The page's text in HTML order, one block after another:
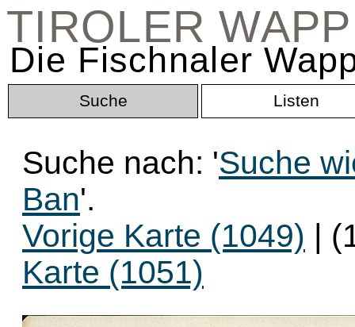
TIROLER
Die Fischnaler
Suche Listen
Suche nach: 'Suche
Ban'.
Vorige Karte (1049) |
Karte (1051)